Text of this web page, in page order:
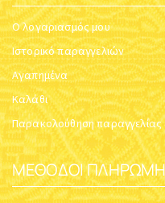
Ο λογαριασμός μου
Ιστορικό παραγγελιών
Αγαπημένα
Καλάθι
Παρακολούθηση παραγγελίας
ΜΈΘΟΔΟΙ